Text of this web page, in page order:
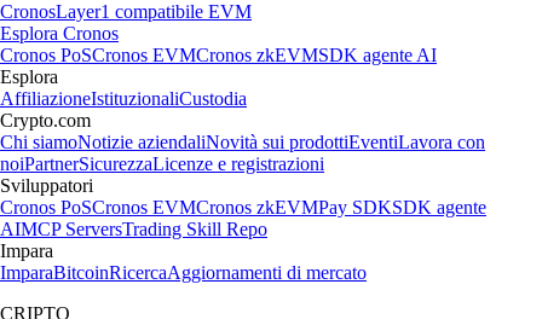
CronosLayer1 compatibile EVM
Esplora Cronos
Cronos PoSCronos EVMCronos zkEVMSDK agente AI
Esplora
AffiliazioneIstituzionaliCustodia
Crypto.com
Chi siamoNotizie aziendaliNovità sui prodottiEventiLavora con
noiPartnerSicurezzaLicenze e registrazioni
Sviluppatori
Cronos PoSCronos EVMCronos zkEVMPay SDKSDK agente
AIMCP ServersTrading Skill Repo
Impara
ImparaBitcoinRicercaAggiornamenti di mercato
CRIPTO